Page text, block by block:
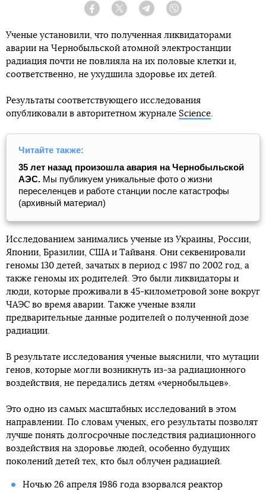
Facebook Twitter Telegram
Ученые установили, что полученная ликвидаторами
аварии на Чернобыльской атомной электростанции
радиация почти не повлияла на их половые клетки и,
соответственно, не ухудшила здоровье их детей.
Результаты соответствующего исследования
опубликовали в авторитетном журнале Science
Читайте также:
35 лет назад произошла авария на Чернобыльской
АЭС. Мы публикуем уникальные фото о жизни
переселенцев и работе станции после катастрофы
(архивный материал)
Исследованием занимались ученые из Украины, России,
Японии, Бразилии, США и Тайваня. Они секвенировали
геномы 130 детей, зачатых в период с 1987 по 2002 год, а
также геномы их родителей. Это были ликвидаторы и
люди, которые проживали в 45-километровой зоне вокруг
ЧАЭС во время аварии. Также ученые взяли
предварительные данные родителей о полученной дозе
радиации.
В результате исследования ученые выяснили, что мутации
генов, которые могли возникнуть из-за радиационного
воздействия, не передались детям «чернобыльцев».
Это одно из самых масштабных исследований в этом
направлении. По словам ученых, его результаты позволят
лучше понять долгосрочные последствия радиационного
воздействия на здоровье людей, особенно будущих
поколений детей тех, кто был облучен радиацией.
Ночью 26 апреля 1986 года взорвался реактор